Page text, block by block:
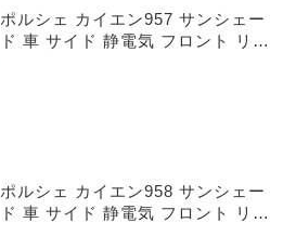
ポルシェ カイエン957 サンシェー
ド 車 サイド 静電気 フロント リア
ポルシェ カイエン958 サンシェー
ド 車 サイド 静電気 フロント リア